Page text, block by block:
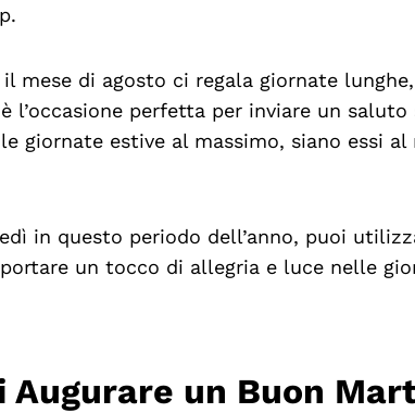
il mese di agosto ci regala giornate
l’occasione perfetta per inviare un
giornate estive al massimo, siano essi al
in questo periodo dell’anno, puoi
un tocco di allegria e luce nelle
Augurare un Buon